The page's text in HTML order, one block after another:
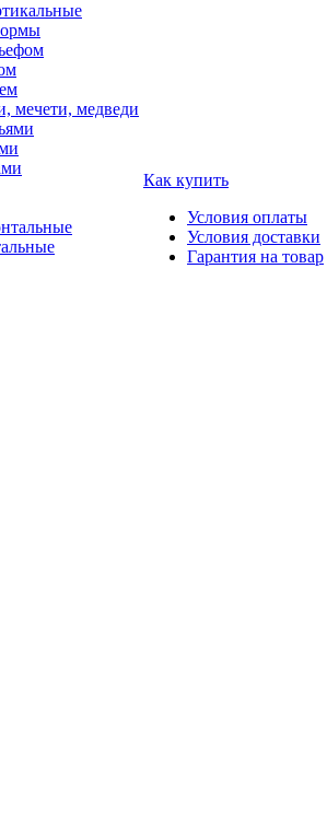
мечети, медведи
Как купить
Условия оплаты
Условия доставки
Гарантия на товар